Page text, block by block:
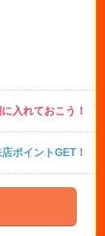
入れておこう！
ポイントGET！